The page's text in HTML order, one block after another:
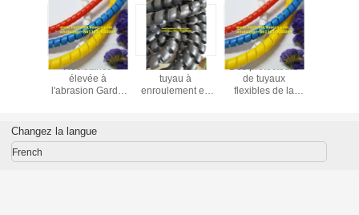
40°C
Résistance
élevée à
l'abrasion Garde
tuyau industriel
Résistance à la
Protection de
tuyau à
enroulement en
-40°F à 212°F
Des protecteurs
de tuyaux
flexibles de la
Changez la langue
French